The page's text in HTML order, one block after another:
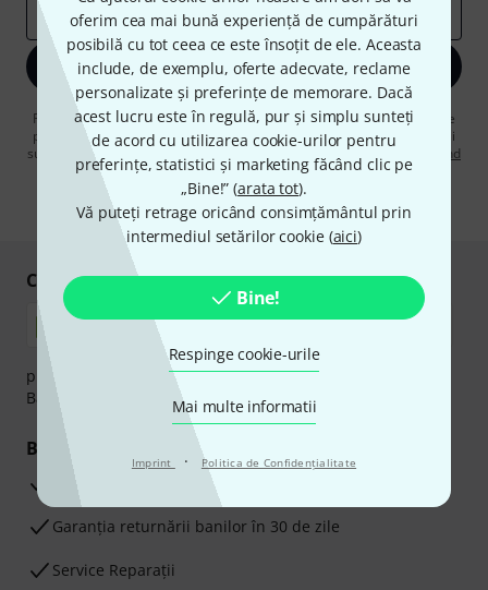
oferim cea mai bună experiență de cumpărături
posibilă cu tot ceea ce este însoțit de ele. Aceasta
include, de exemplu, oferte adecvate, reclame
personalizate și preferințe de memorare. Dacă
acest lucru este în regulă, pur și simplu sunteți
de acord cu utilizarea cookie-urilor pentru
preferințe, statistici și marketing făcând clic pe
„Bine!” (arata tot).
Vă puteți retrage oricând consimțământul prin
intermediul setărilor cookie (aici)
Bine!
Respinge cookie-urile
Mai multe informatii
Imprint · Politica de Confidenţialitate
adresă de email*
Înscrie-te acum
Făcând clic pe „Înscrie-te acum”, sunteți de acord să primiți publicitate
prin e-mail. Vă puteți dezabona în orice moment. Puteți găsi informații
suplimentare despre buletinul informativ în
regulamentul nostru privind
protecția datelor.
* Necesar
Cumpărați și plătiți în siguranță
plata se poate efectua în siguranță cu Ramburs, Transfer
Bancar sau Card de credit.
Beneficiile tale
3 Ani Garanție Thomann
Garanţia returnării banilor în 30 de zile
Service Reparații